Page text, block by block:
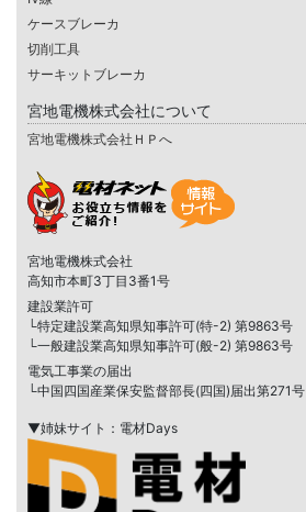
ケースブレーカ
切削工具
サーキットブレーカ
宮地電機株式会社について
宮地電機株式会社ＨＰへ
宮地電機株式会社
高知市本町3丁目3番1号
建設業許可
└特定建設業高知県知事許可(特-2) 第9863号
└一般建設業高知県知事許可(般-2) 第9863号
電気工事業の届出
└中国四国産業保安監督部長(四国)届出第271号
▼姉妹サイト：電材Days